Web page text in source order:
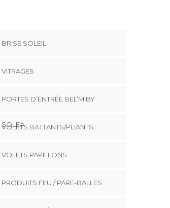
BRISE SOLEIL
VITRAGES
PORTES D’ENTRÉE BEL’M BY
SOLEA
VOLETS BATTANTS/PLIANTS
VOLETS PAPILLONS
PRODUITS FEU / PARE-BALLES